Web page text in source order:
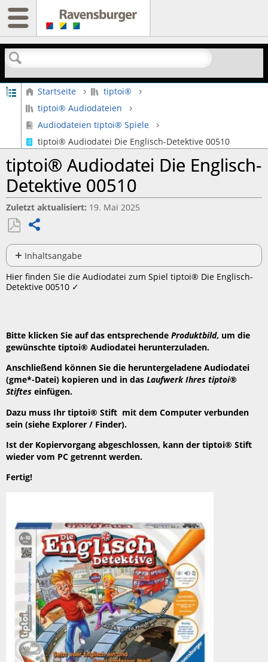
Suchen
Globale Hierarchie auf- und zuklappen
Startseite
tiptoi®
tiptoi® Audiodateien
Audiodateien tiptoi® Spiele
tiptoi® Audiodatei Die Englisch-Detektive 00510
tiptoi® Audiodatei Die Englisch-
Detektive 00510
Zuletzt aktualisiert 19. Mai 2025
Als
PDF
speichern
Inhaltsangabe
Keine
Header
Hier finden Sie die Audiodatei zum Spiel tiptoi® Die Englisch-
Detektive 00510 ✓
Bitte klicken Sie auf das entsprechendeProduktbild, um die
gewünschte tiptoi® Audiodatei herunterzuladen.
Anschließend können Sie die heruntergeladene Audiodatei
(gme*-Datei) kopieren und in dasLaufwerk Ihres tiptoi®
Stiftes einfügen.
Dazu muss Ihr tiptoi® Stift mit dem Computer verbunden
sein (siehe Explorer / Finder).
Ist der Kopiervorgang abgeschlossen, kann der tiptoi® Stift
wieder vom PC getrennt werden.
Fertig!